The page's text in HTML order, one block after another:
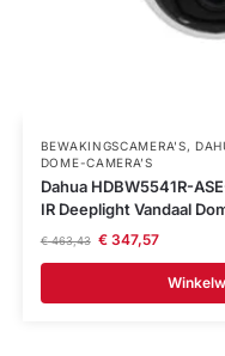
BEWAKINGSCAMERA'S,
DOME-CAMERA’S
Dahua HDBW5541R-
IR Deeplight Vandaal
€463,43 €347,57